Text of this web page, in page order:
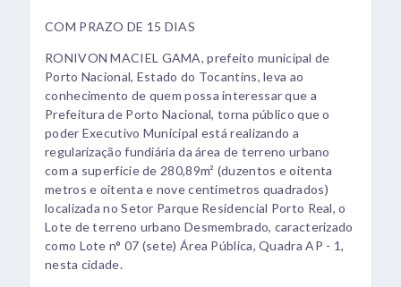
COM PRAZO DE 15 DIAS
RONIVON MACIEL GAMA, prefeito municipal de
Porto Nacional, Estado do Tocantins, leva ao
conhecimento de quem possa interessar que a
Prefeitura de Porto Nacional, torna público que o
poder Executivo Municipal está realizando a
regularização fundiária da área de terreno urbano
com a superfície de 280,89m² (duzentos e oitenta
metros e oitenta e nove centímetros quadrados)
localizada no Setor Parque Residencial Porto Real, o
Lote de terreno urbano Desmembrado, caracterizado
como Lote n° 07 (sete) Área Pública, Quadra AP - 1,
nesta cidade.